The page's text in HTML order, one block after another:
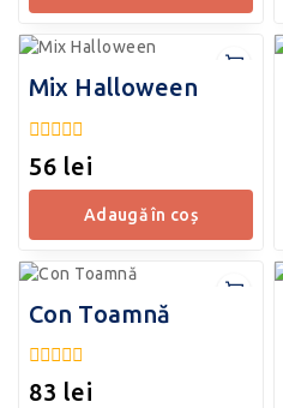
Mix Halloween
0
din
5
56 lei
adaugă în coș
Con Toamnă
0
din
83 lei